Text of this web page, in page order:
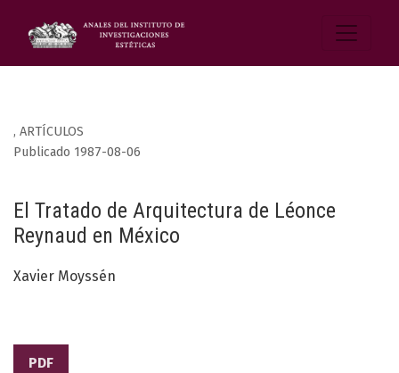
, ARTÍCULOS
El Tratado de Arquitectura de Léonce
Reynaud en México
Publicado 1987-08-06
Xavier Moyssén
PDF